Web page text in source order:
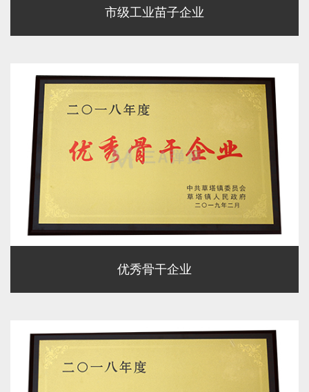
市级工业苗子企业
优秀骨干企业